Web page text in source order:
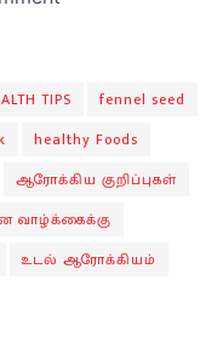
TIPS
fennel seed
healthy Foods
ஆரோக்கிய குறிப்புகள்
வாழ்க்கைக்கு
உடல் ஆரோக்கியம்